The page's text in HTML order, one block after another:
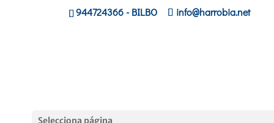
944724366- BILBO info@harrobia.net
Selecciona página